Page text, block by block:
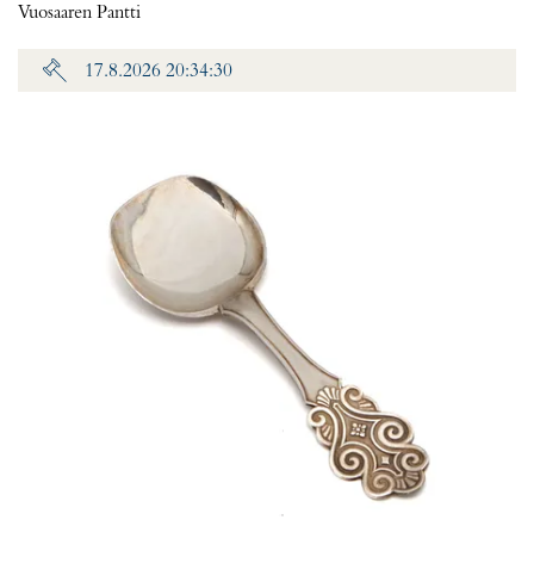
Vuosaaren Pantti
17.8.2026 20:34:30